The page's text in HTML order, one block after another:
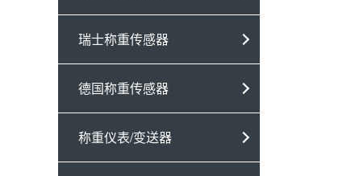
瑞士称重传感器
德国称重传感器
称重仪表/变送器